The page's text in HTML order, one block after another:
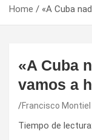
Home «A Cuba
«A Cuba
vamos a
Francisco Montiel
Tiempo de lectura: